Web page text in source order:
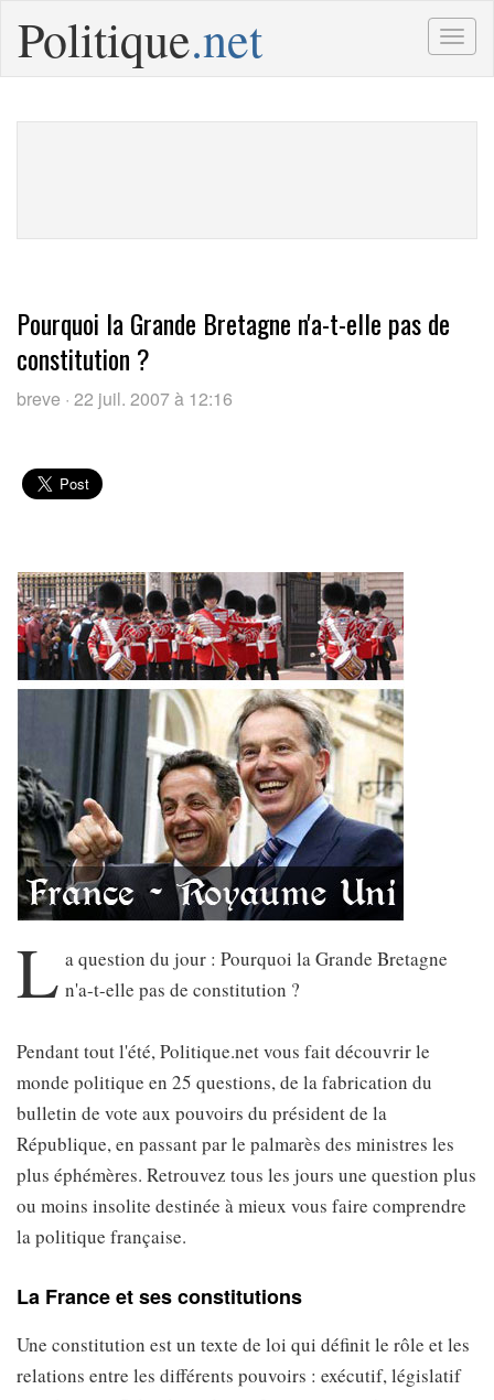
Politique.net
Pourquoi la Grande Bretagne n'a-t-elle pas de
constitution ?
breve · 22 juil. 2007 à 12:16
L a question du jour : Pourquoi la Grande Bretagne
n'a-t-elle pas de constitution ?
Pendant tout l'été, Politique.net vous fait découvrir le
monde politique en 25 questions, de la fabrication du
bulletin de vote aux pouvoirs du président de la
République, en passant par le palmarès des ministres les
plus éphémères. Retrouvez tous les jours une question plus
ou moins insolite destinée à mieux vous faire comprendre
la politique française.
La France et ses constitutions
Une constitution est un texte de loi qui définit le rôle et les
relations entre les différents pouvoirs : exécutif, législatif